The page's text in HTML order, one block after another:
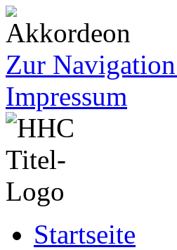
Zur
Impressum
Startseite